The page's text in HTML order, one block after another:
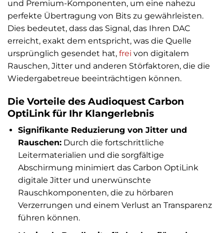
und Premium-Komponenten, um eine nahezu
perfekte Übertragung von Bits zu gewährleisten.
Dies bedeutet, dass das Signal, das Ihren DAC
erreicht, exakt dem entspricht, was die Quelle
ursprünglich gesendet hat, frei von digitalem
Rauschen, Jitter und anderen Störfaktoren, die die
Wiedergabetreue beeinträchtigen können.
Die Vorteile des Audioquest Carbon
OptiLink für Ihr Klangerlebnis
Signifikante Reduzierung von Jitter und
Rauschen:Durch die fortschrittliche
Leitermaterialien und die sorgfältige
Abschirmung minimiert das Carbon OptiLink
digitale Jitter und unerwünschte
Rauschkomponenten, die zu hörbaren
Verzerrungen und einem Verlust an Transparenz
führen können.